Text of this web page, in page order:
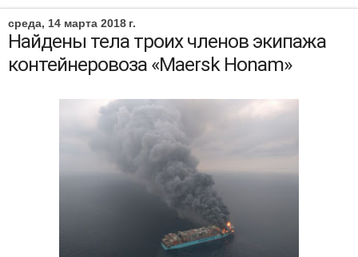
среда, 14 марта 2018 г.
Найдены тела троих членов экипажа
контейнеровоза «Maersk Honam»